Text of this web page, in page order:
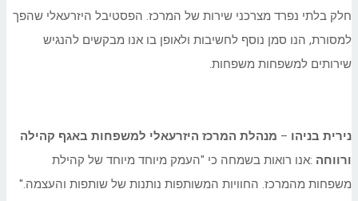
חלק בלתי נפרד מצרכני שירות של המרכז. הפסטיבל היזרעאלי שהפך
למסורת, הנו סמן נוסף לחשיבות ולאופן בו אנו מבקשים להנגיש
שירותים למשפחות משפחות.
נירית בניהו – מנהלת המרכז היזרעאלי למשפחות באגף קהילה
ורווחה :אנו רואות בשמחה כי "העמק מיוחד מיוחד של קהילת
משפחות מהמרכז. החוויות המשותפות נותנות של שותפות והעצמה."